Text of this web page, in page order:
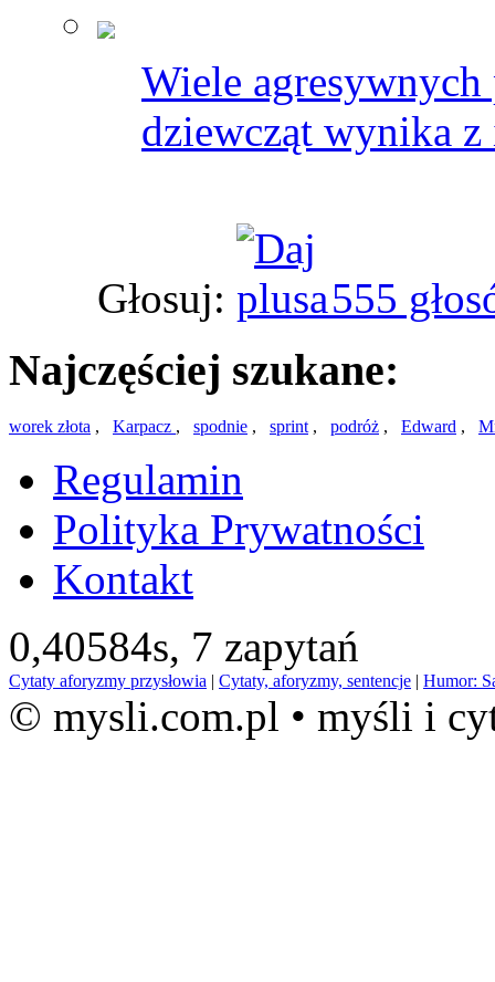
Wiele
dziewcząt wynika z
Głosuj: 555
Najczęściej szukane:
worek złota , Karpacz , spodnie , sprint , podróż , Edward ,
Regulamin
Polityka Prywatności
Kontakt
0,40584s, 7 zapytań
Cytaty aforyzmy przysłowia | Cytaty, aforyzmy, sentencje | Humor:
© mysli.com.pl • myśli i